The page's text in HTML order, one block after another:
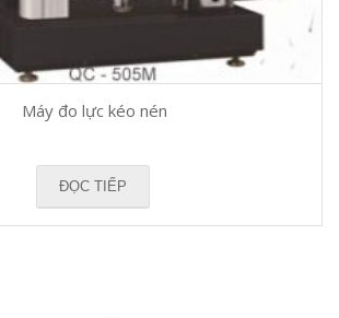
Máy đo lực kéo nén
ĐỌC TIẾP